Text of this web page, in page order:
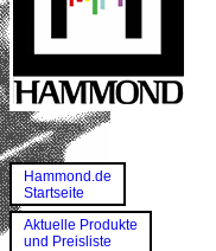
Hammond.de
Startseite
Aktuelle Produkte
und Preisliste